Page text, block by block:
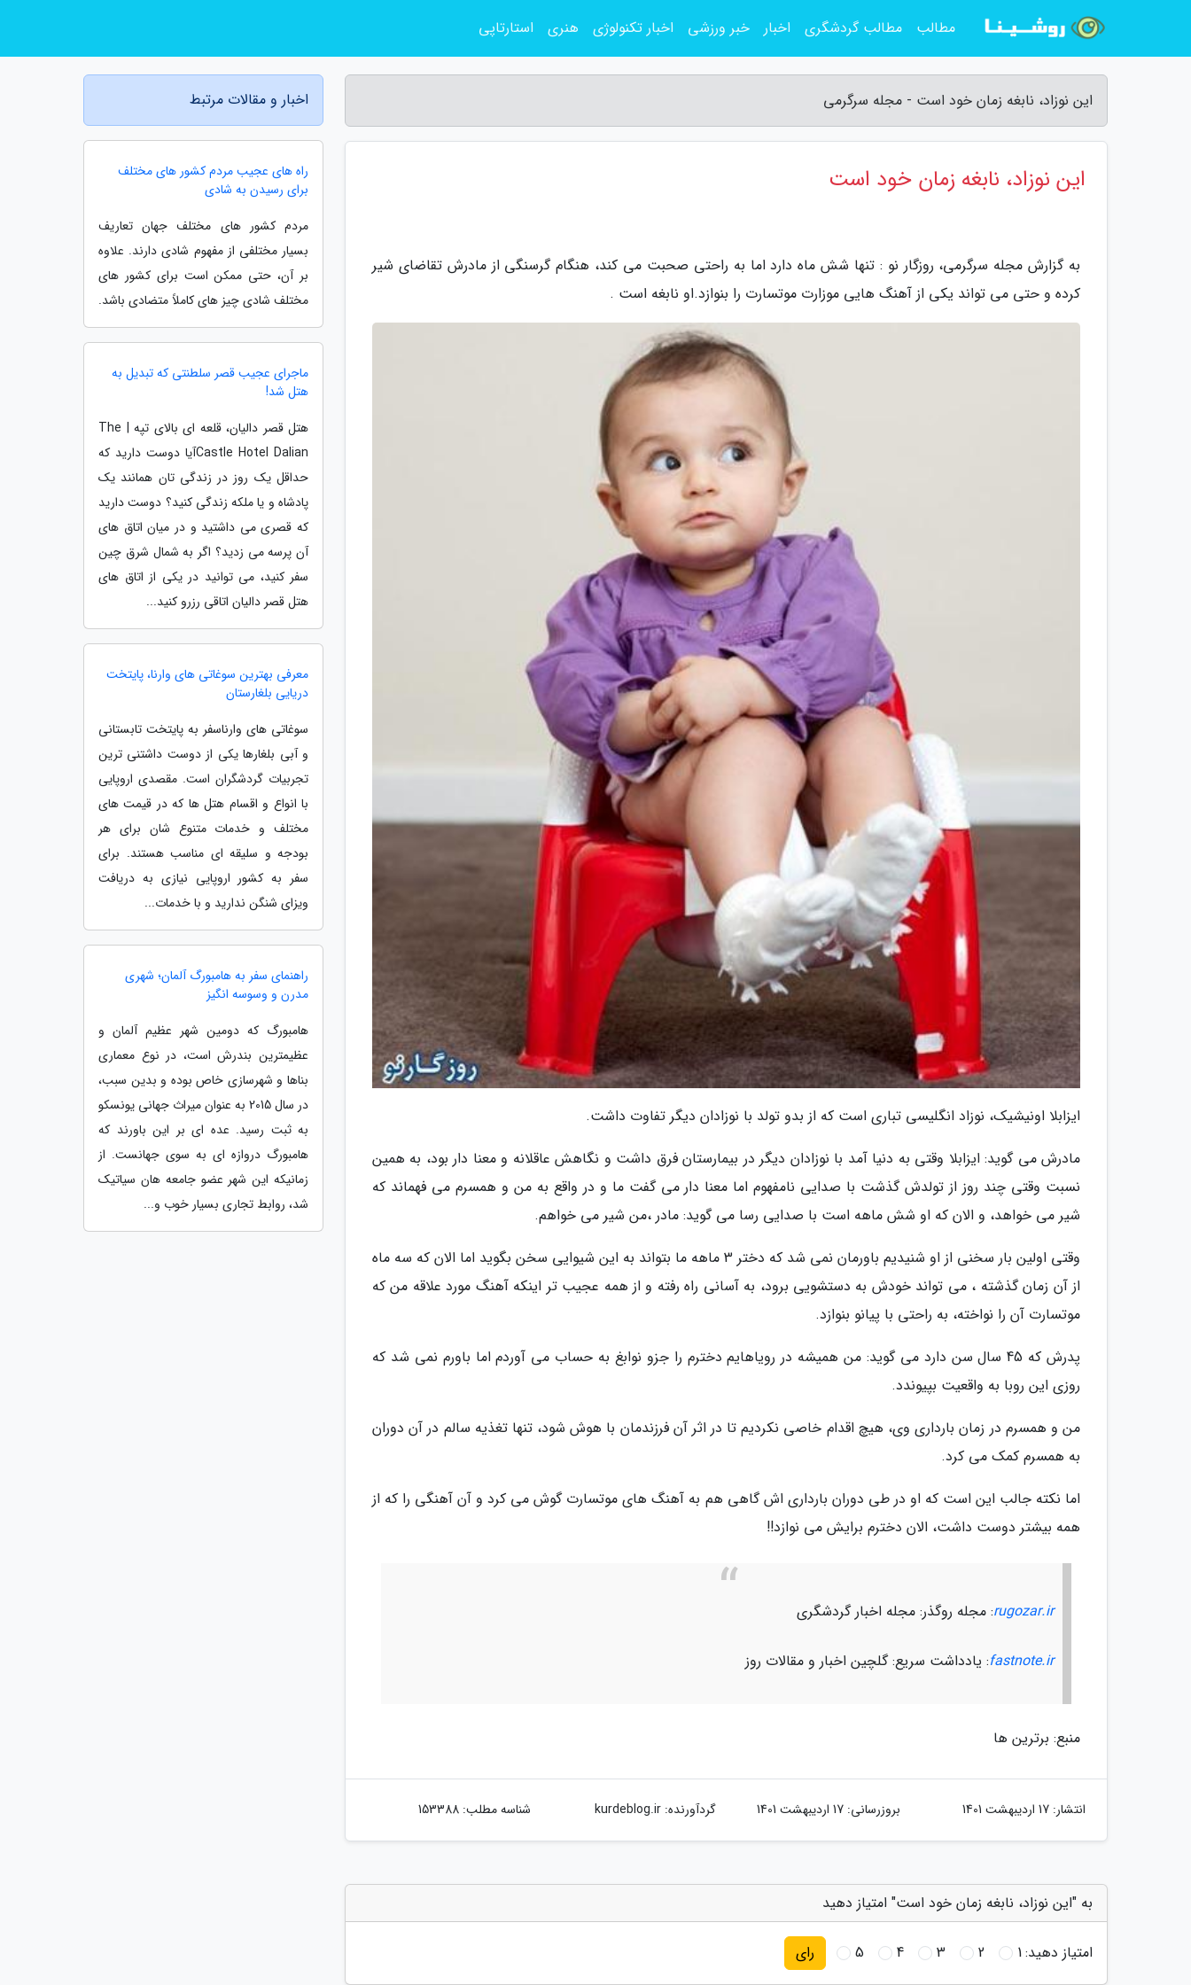
این نوزاد، نابغه زمان خود است - مجله سرگرمی
این نوزاد، نابغه زمان خود است
به گزارش مجله سرگرمی، روزگار نو : تنها شش ماه دارد اما به راحتی صحبت می کند، هنگام گرسنگی از مادرش تقاضای شیر
کرده و حتی می تواند یکی از آهنگ هایی موزارت موتسارت را بنوازد.او نابغه است .
ایزابلا اونیشیک، نوزاد انگلیسی تباری است که از بدو تولد با نوزادان دیگر تفاوت داشت.
مادرش می گوید: ایزابلا وقتی به دنیا آمد با نوزادان دیگر در بیمارستان فرق داشت و نگاهش عاقلانه و معنا دار بود، به همین
نسبت وقتی چند روز از تولدش گذشت با صدایی نامفهوم اما معنا دار می گفت ما و در واقع به من و همسرم می فهماند که
شیر می خواهد، و الان که او شش ماهه است با صدایی رسا می گوید: مادر ،من شیر می خواهم.
وقتی اولین بار سخنی از او شنیدیم باورمان نمی شد که دختر 3 ماهه ما بتواند به این شیوایی سخن بگوید اما الان که سه ماه
از آن زمان گذشته ، می تواند خودش به دستشویی برود، به آسانی راه رفته و از همه عجیب تر اینکه آهنگ مورد علاقه من که
موتسارت آن را نواخته، به راحتی با پیانو بنوازد.
پدرش که 45 سال سن دارد می گوید: من همیشه در رویاهایم دخترم را جزو نوابغ به حساب می آوردم اما باورم نمی شد که
روزی این روبا به واقعیت بپیوندد.
من و همسرم در زمان بارداری وی، هیچ اقدام خاصی نکردیم تا در اثر آن فرزندمان با هوش شود، تنها تغذیه سالم در آن دوران
به همسرم کمک می کرد.
اما نکته جالب این است که او در طی دوران بارداری اش گاهی هم به آهنگ های موتسارت گوش می کرد و آن آهنگی را که از
همه بیشتر دوست داشت، الان دخترم برایش می نوازد!!
rugozar.ir: مجله روگذر: مجله اخبار گردشگری
fastnote.ir: یادداشت سریع: گلچین اخبار و مقالات روز
منبع: برترین ها
انتشار: 17 اردیبهشت 1401 بروزرسانی: 17 اردیبهشت 1401 گردآورنده:kurdeblog.ir شناسه مطلب: 153388
به "این نوزاد، نابغه زمان خود است" امتیاز دهید
امتیاز دهید:1
2
3
4
5 رای
اخبار و مقالات مرتبط
راه های عجیب مردم کشور های مختلف
برای رسیدن به شادی
مردم کشور های مختلف جهان تعاریف
بسیار مختلفی از مفهوم شادی دارند. علاوه
بر آن، حتی ممکن است برای کشور های
مختلف شادی چیز های کاملاً متضادی باشد.
ماجرای عجیب قصر سلطنتی که تبدیل به
هتل شد!
هتل قصر دالیان، قلعه ای بالای تپه | The
Castle Hotel Dalianآیا دوست دارید که
حداقل یک روز در زندگی تان همانند یک
پادشاه و یا ملکه زندگی کنید؟ دوست دارید
که قصری می داشتید و در میان اتاق های
آن پرسه می زدید؟ اگر به شمال شرق چین
سفر کنید، می توانید در یکی از اتاق های
هتل قصر دالیان اتاقی رزرو کنید...
معرفی بهترین سوغاتی های وارنا، پایتخت
دریایی بلغارستان
سوغاتی های وارناسفر به پایتخت تابستانی
و آبی بلغارها یکی از دوست داشتنی ترین
تجربیات گردشگران است. مقصدی اروپایی
با انواع و اقسام هتل ها که در قیمت های
مختلف و خدمات متنوع شان برای هر
بودجه و سلیقه ای مناسب هستند. برای
سفر به کشور اروپایی نیازی به دریافت
ویزای شنگن ندارید و با خدمات...
راهنمای سفر به هامبورگ آلمان؛ شهری
مدرن و وسوسه انگیز
هامبورگ که دومین شهر عظیم آلمان و
عظیمترین بندرش است، در نوع معماری
بناها و شهرسازی خاص بوده و بدین سبب،
در سال 2015 به عنوان میراث جهانی یونسکو
به ثبت رسید. عده ای بر این باورند که
هامبورگ دروازه ای به سوی جهانست. از
زمانیکه این شهر عضو جامعه هان سیاتیک
شد، روابط تجاری بسیار خوب و...
مطالب مطالب گردشگری اخبار خبر ورزشی اخبار تکنولوژی هنری استارتاپی